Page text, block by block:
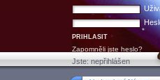
Zapomněli jste heslo?
Jste:nepřihlášen